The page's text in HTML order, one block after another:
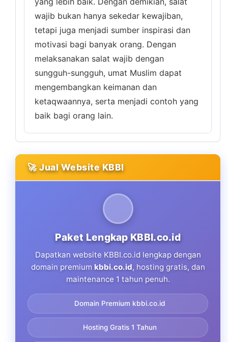
wajib bukan hanya sekedar kewajiban,
tetapi juga menjadi sumber inspirasi dan
motivasi bagi banyak orang. Dengan
melaksanakan salat wajib dengan
sungguh-sungguh, umat Muslim dapat
mengembangkan keimanan dan
ketaqwaannya, serta menjadi contoh yang
baik bagi orang lain.
🚀 Jual Website KBBI
Paket Lengkap KBBI.co.id
Dapatkan website KBBI.co.id lengkap dengan
domain premium kbbi.co.id, hosting gratis, dan
maintenance 1 tahun penuh.
Domain Premium kbbi.co.id
Hosting Gratis 1 Tahun